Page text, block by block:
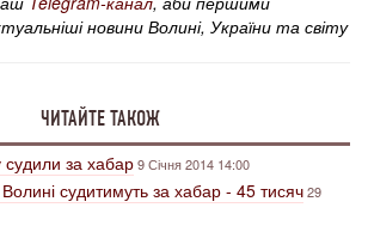
новини Волині, України та світу
ЧИТАЙТЕ ТАКОЖ
за хабар9 Січня 2014 14:00
судитимуть за хабар - 45 тисяч29